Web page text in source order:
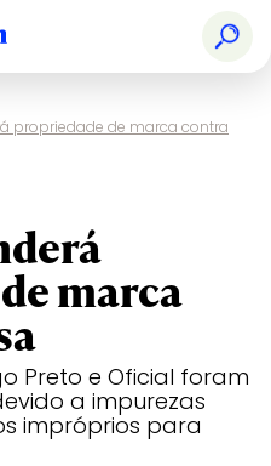
propriedade de marca contra
marca
Preto e Oficial foram
a impurezas
impróprios para